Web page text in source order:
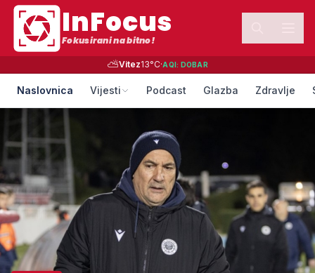
InFocus
Fokusirani na bitno!
⛅Vitez13°C·AQI: DOBAR
Naslovnica Vijesti Podcast Glazba Zdravlje